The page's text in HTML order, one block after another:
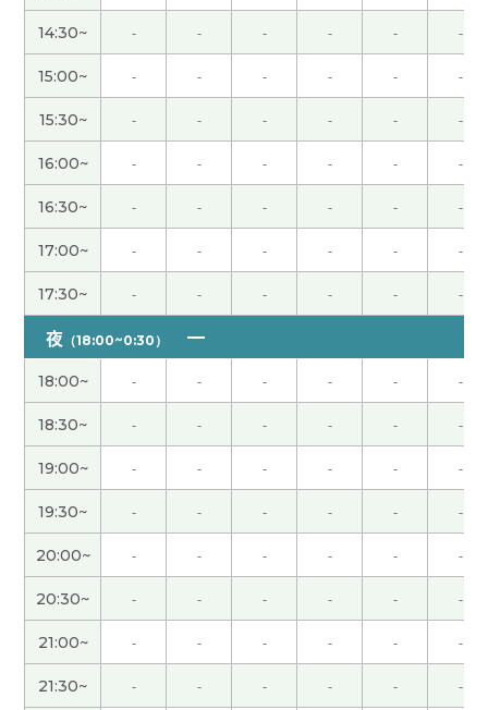
老师，谢谢您帮我学习汉语。今年三月末我离职
了。然后我还没找到新的工作。五月美国的工作人
员请我帮他们顾问。但是我们还没有面试。然后八
月我开始受到养老金。哈哈哈😅下次见~
大多数的人很喜欢买东西。我哥哥也一样但喜欢的
是价格最便宜的东西。还有他很知道质量好的产
品。最便宜的东西。下次见吧。
和老师聊植物，我非常开心。谢谢老师，下次见！(
女性 )
确实如此。在今天凌晨举行的世界杯足球赛日本对
巴西的比赛中，日本队以1比2被巴西队淘汰。日本
队上一次在国际大赛中战胜巴西队是在1996年的奥
运会上。真是光阴似箭的。( 50代 男性 )
謝謝你！！！！！！！！！
日语中也有这样一句市场名言：“众人走的路往往拥
挤，人迹罕至的幽径深处才能欣赏到繁花盛景。”，
意思就是“买在人迹罕至,卖在人声鼎沸”，跟你告诉
的名言意思差不多。下节课见。
( 50代 男性 )
辛苦了～，下节课再见！ ( 50代 男性 )
14:30~ - - - - - -
15:00~ - - - - - -
15:30~ - - - - - -
16:00~ - - - - - -
16:30~ - - - - - -
17:00~ - - - - - -
17:30~ - - - - - -
夜 （18:00~0:30）
18:00~ - - - - - -
18:30~ - - - - - -
19:00~ - - - - - -
19:30~ - - - - - -
20:00~ - - - - - -
20:30~ - - - - - -
21:00~ - - - - - -
21:30~ - - - - - -